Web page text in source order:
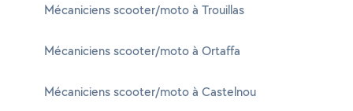
Mécaniciens scooter/moto à Trouillas
Mécaniciens scooter/moto à Ortaffa
Mécaniciens scooter/moto à Castelnou